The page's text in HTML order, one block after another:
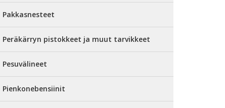
Pakkasnesteet
Peräkärryn pistokkeet ja muut tarvikkeet
Pesuvälineet
Pienkonebensiinit